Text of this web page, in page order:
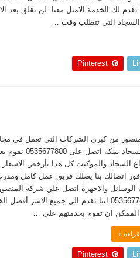
لك الخدمة الامثل معنا .لن تقلق بعد
التى تتطلب وقت …
Pinterest
من كبرى الشركات التى تعمل فى
تنظيف السجاد بمكة اتصل على
السجاد والموكيت كل هذا بأرخص الاسعار
اتصالك بنا يصلك فريق عمل كامل
الوسائل والاجهزة اتصل علي شركة
على 0535677800 اننا نقدم الى جميع الاسر
الممكن ان تقوم بخدمتهم على …
»
Pinterest